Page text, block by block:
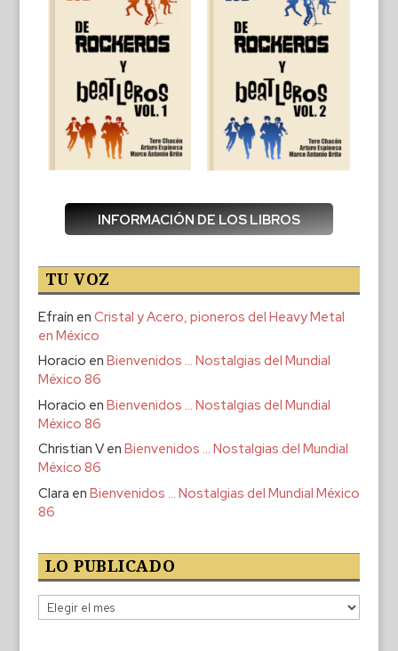
INFORMACIÓN DE LOS LIBROS
TU VOZ
Efraín en Cristal y Acero, pioneros del Heavy Metal
en México
Horacio en Bienvenidos … Nostalgias del Mundial
México 86
Horacio en Bienvenidos … Nostalgias del Mundial
México 86
Christian Ven Bienvenidos … Nostalgias del Mundial
México 86
Clara en Bienvenidos … Nostalgias del Mundial México
86
LO PUBLICADO
Lo
publicado